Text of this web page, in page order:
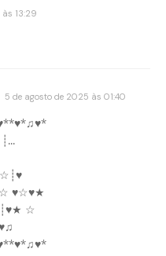
13:29
5 de agosto de 2025 às 01:40
♥☆♥★
┊♥★ ☆